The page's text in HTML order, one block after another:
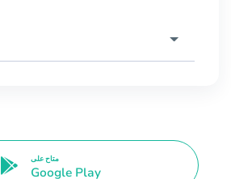
متاح على
Google Play